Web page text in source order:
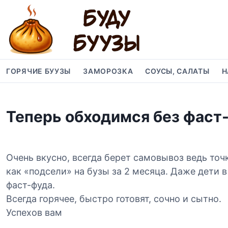
ГОРЯЧИЕ БУУЗЫ ЗАМОРОЗКА СОУСЫ, САЛАТЫ
Теперь обходимся без
Очень вкусно, всегда берет самовывоз ведь
как «подсели» на бузы за 2 месяца. Даже дети
фаст-фуда.
Всегда горячее, быстро готовят, сочно и сытно.
Успехов вам